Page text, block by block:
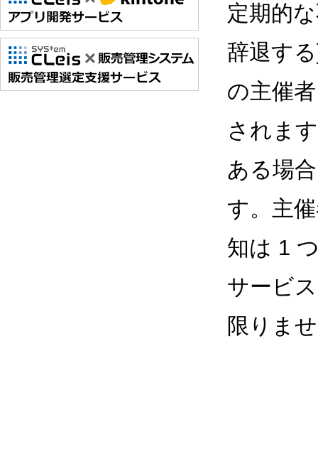
定期的
辞退す
の主催
されま
ある場
す。主
知は 1
サービ
限りま